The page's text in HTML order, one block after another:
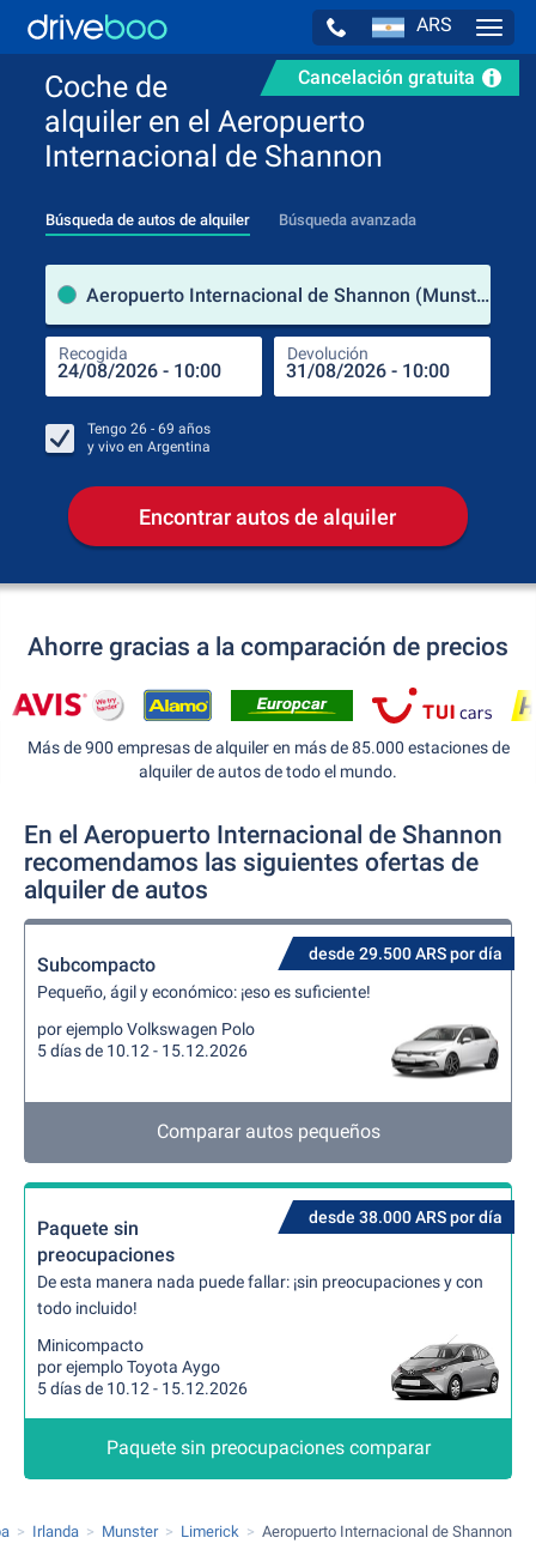
ARS
Cancelación gratuita
Coche de
alquiler en el Aeropuerto
Internacional de Shannon
Búsqueda de autos de alquiler Búsqueda avanzada
Aeropuerto Internacional de Shannon (Munster / Irlanda)
Recogida Devolución
Tengo 26 - 69 años
y vivo en Argentina
Encontrar autos de alquiler
Ahorre gracias a la comparación de precios
Más de 900 empresas de alquiler en más de 85.000 estaciones de
alquiler de autos de todo el mundo.
En el Aeropuerto Internacional de Shannon
recomendamos las siguientes ofertas de
alquiler de autos
desde 29.500 ARS por día
Subcompacto
Pequeño, ágil y económico: ¡eso es suficiente!
por ejemplo Volkswagen Polo
5 días de 10.12 - 15.12.2026
Comparar autos pequeños
desde 38.000 ARS por día
Paquete sin
preocupaciones
De esta manera nada puede fallar: ¡sin preocupaciones y con
todo incluido!
Minicompacto
por ejemplo Toyota Aygo
5 días de 10.12 - 15.12.2026
Paquete sin preocupaciones comparar
Irlanda Munster Limerick Aeropuerto Internacional de Shannon